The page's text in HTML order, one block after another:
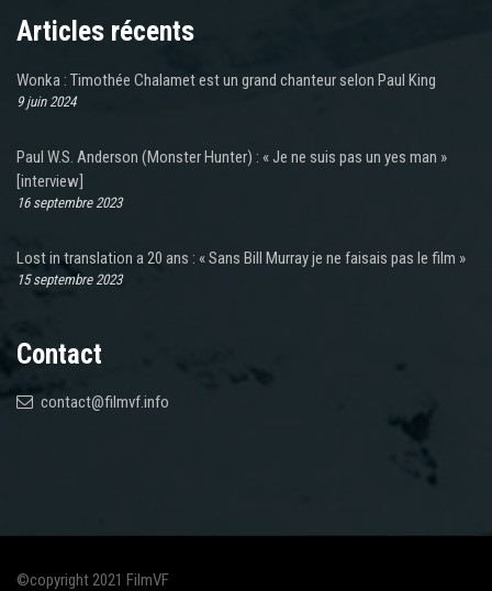
Articles récents
Wonka : Timothée Chalamet est un grand chanteur selon Paul King
9 juin 2024
Paul W.S. Anderson (Monster Hunter) : « Je ne suis pas un yes man »
[interview]
16 septembre 2023
Lost in translation a 20 ans : « Sans Bill Murray je ne faisais pas le film »
15 septembre 2023
Contact
contact@filmvf.info
©copyright 2021 FilmVF